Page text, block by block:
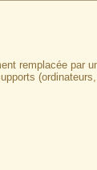
remplacée par